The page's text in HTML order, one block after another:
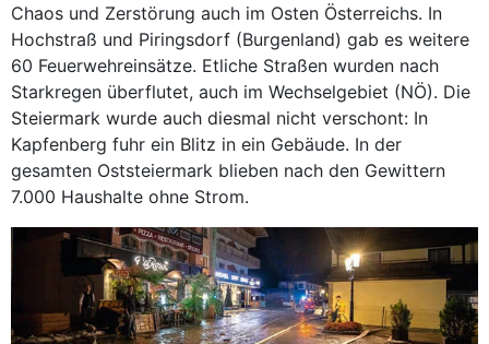
Chaos und Zerstörung auch im Osten Österreichs. In
Hochstraß und Piringsdorf (Burgenland) gab es weitere
60 Feuerwehreinsätze. Etliche Straßen wurden nach
Starkregen überflutet, auch im Wechselgebiet (NÖ). Die
Steiermark wurde auch diesmal nicht verschont: In
Kapfenberg fuhr ein Blitz in ein Gebäude. In der
gesamten Oststeiermark blieben nach den Gewittern
7.000 Haushalte ohne Strom.